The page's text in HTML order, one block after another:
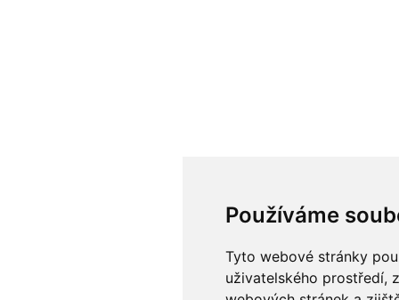
Používáme
Tyto webové stránky
uživatelského prostředí,